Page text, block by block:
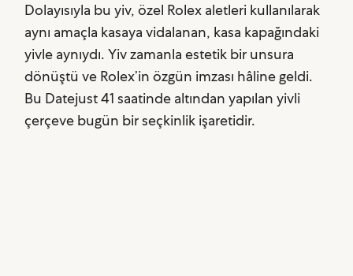
Dolayısıyla bu yiv, özel Rolex aletleri kullanılarak
aynı amaçla kasaya vidalanan, kasa kapağındaki
yivle aynıydı. Yiv zamanla estetik bir unsura
dönüştü ve Rolex’in özgün imzası hâline geldi.
Bu Datejust 41 saatinde altından yapılan yivli
çerçeve bugün bir seçkinlik işaretidir.